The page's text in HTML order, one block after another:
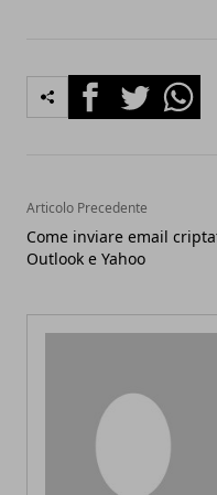
FacebookTwitter
Articolo Precedente
Come inviare email
Outlook e Yahoo